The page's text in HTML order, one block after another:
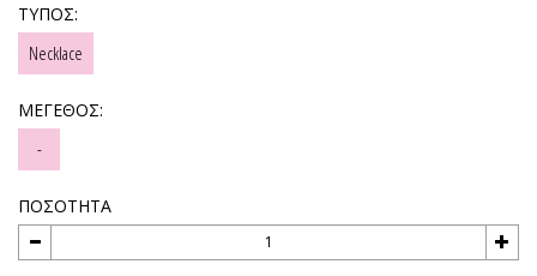
ΤΥΠΟΣ:
Necklace
ΜΕΓΕΘΟΣ:
-
ΠΟΣΟΤΗΤΑ